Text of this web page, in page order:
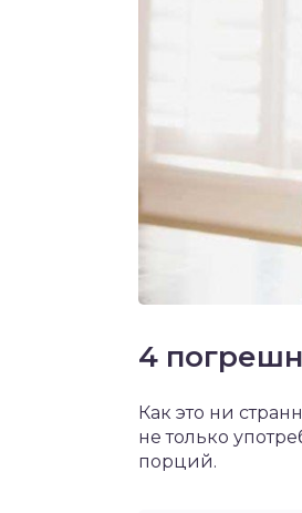
4
Как это ни
не только
порций.